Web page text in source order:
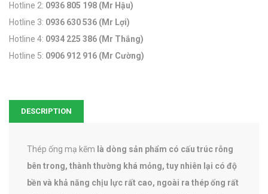
Hotline 2: 0936 805 198 (Mr Hậu)
Hotline 3: 0936 630 536 (Mr Lợi)
Hotline 4: 0934 225 386 (Mr Thắng)
Hotline 5: 0906 912 916 (Mr Cường)
DESCRIPTION
Thép ống mạ kẽm là dòng sản phẩm có cấu trúc rỗng
bên trong, thành thường khá mỏng, tuy nhiên lại có độ
bền và khả năng chịu lực rất cao, ngoài ra thép ống rất